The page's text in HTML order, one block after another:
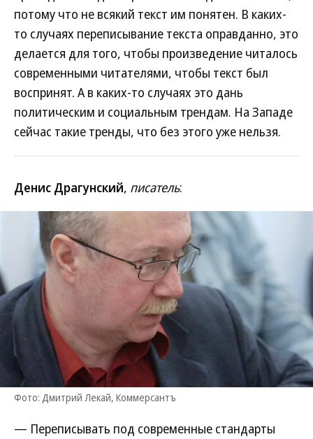
потому что не всякий текст им понятен. В каких-
то случаях переписывание текста оправданно, это
делается для того, чтобы произведение читалось
современными читателями, чтобы текст был
воспринят. А в каких-то случаях это дань
политическим и социальным трендам. На Западе
сейчас такие тренды, что без этого уже нельзя.
Денис Драгунский, писатель:
Фото: Дмитрий Лекай, Коммерсантъ
— Переписывать под современные стандарты